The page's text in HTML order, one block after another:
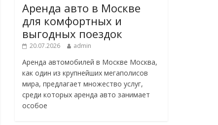
Аренда авто в Москве
для комфортных и
выгодных поездок
20.07.2026 admin
Аренда автомобилей в Москве Москва,
как один из крупнейших мегаполисов
мира, предлагает множество услуг,
среди которых аренда авто занимает
особое